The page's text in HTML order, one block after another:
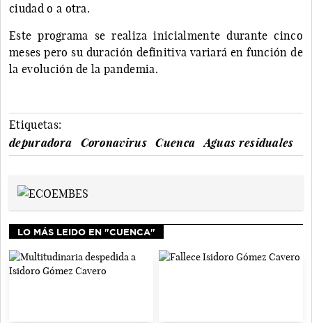
ciudad o a otra.
Este programa se realiza inicialmente durante cinco
meses pero su duración definitiva variará en función de
la evolución de la pandemia.
Etiquetas:
depuradora
Coronavirus Cuenca Aguas residuales
LO MÁS LEIDO EN "CUENCA"